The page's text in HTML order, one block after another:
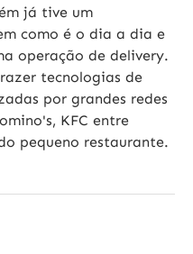
já tive um
como é o dia a dia e
operação de delivery.
tecnologias de
por grandes redes
KFC entre
pequeno restaurante.